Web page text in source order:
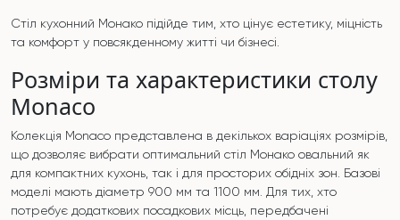
Стіл кухонний Монако підійде тим, хто цінує естетику, міцність
та комфорт у повсякденному житті чи бізнесі.
Розміри та характеристики столу
Monaco
Колекція Monaco представлена в декількох варіаціях розмірів,
що дозволяє вибрати оптимальний стіл Монако овальний як
для компактних кухонь, так і для просторих обідніх зон. Базові
моделі мають діаметр 900 мм та 1100 мм. Для тих, хто
потребує додаткових посадкових місць, передбачені